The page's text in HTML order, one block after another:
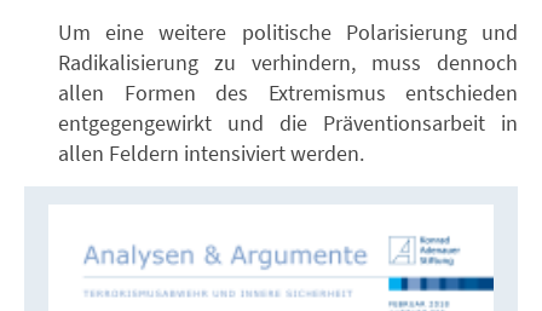
Um eine weitere politische Polarisierung und
Radikalisierung zu verhindern, muss dennoch
allen Formen des Extremismus entschieden
entgegengewirkt und die Präventionsarbeit in
allen Feldern intensiviert werden.